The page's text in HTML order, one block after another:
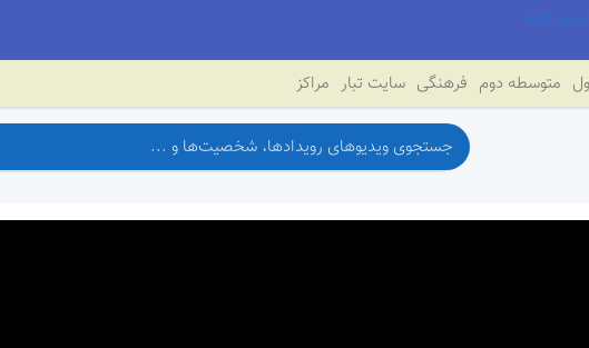
متوسطه دوم فرهنگی سایت تبار مراکز